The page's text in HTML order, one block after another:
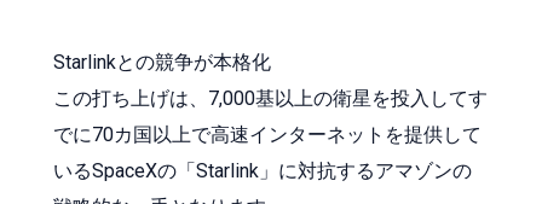
Starlinkとの競争が本格化
この打ち上げは、7,000基以上の衛星を投入してす
でに70カ国以上で高速インターネットを提供して
いるSpaceXの「Starlink」に対抗するアマゾンの